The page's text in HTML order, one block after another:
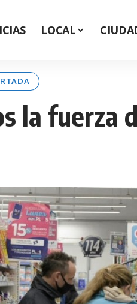
LOCAL
la fuerza